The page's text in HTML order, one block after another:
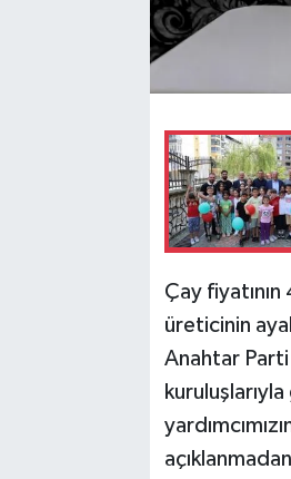
Çay
üreticinin
Anahtar Parti